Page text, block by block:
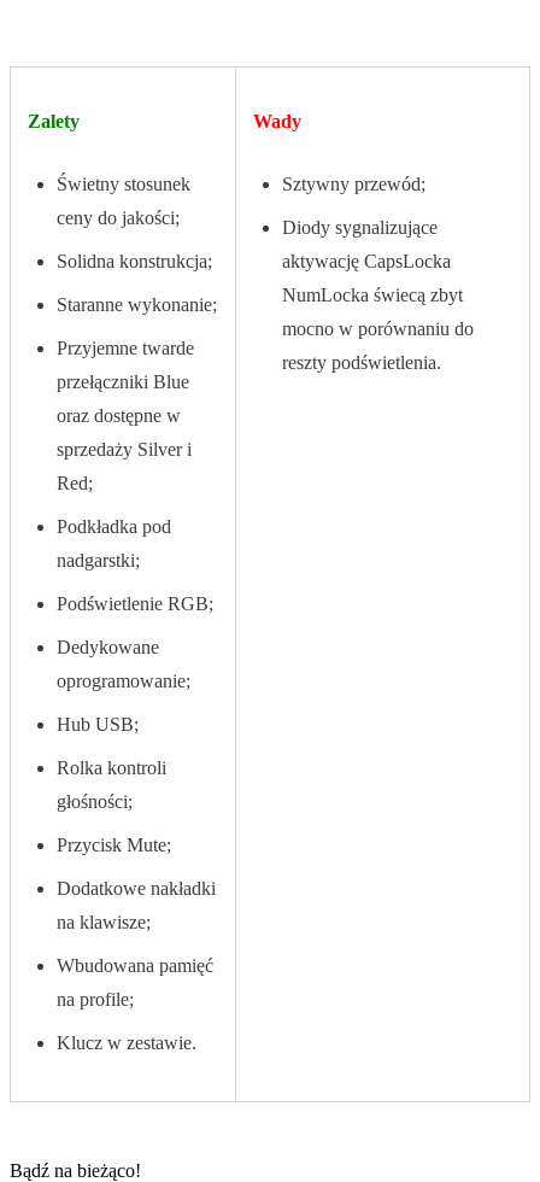
Zalety
Świetny stosunek
ceny do jakości;
Solidna konstrukcja;
Staranne wykonanie;
Przyjemne twarde
przełączniki Blue
oraz dostępne w
sprzedaży Silver i
Red;
Podkładka pod
nadgarstki;
Podświetlenie RGB;
Dedykowane
oprogramowanie;
Hub USB;
Rolka kontroli
głośności;
Przycisk Mute;
Dodatkowe nakładki
na klawisze;
Wbudowana pamięć
na profile;
Klucz w zestawie.
Wady
Sztywny przewód;
Diody sygnalizujące
aktywację CapsLocka
NumLocka świecą zbyt
mocno w porównaniu do
reszty podświetlenia.
Bądź na bieżąco!